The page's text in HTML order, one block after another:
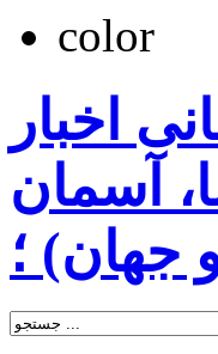
اخبار
آسمان
جهان) ؛